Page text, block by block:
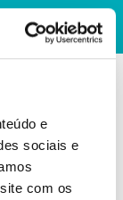
e
sociais e
com os